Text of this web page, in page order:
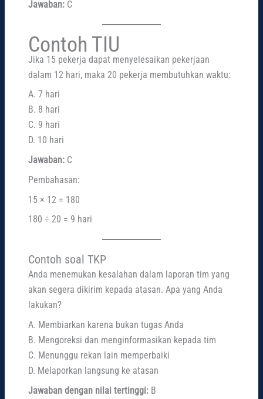
Jawaban: C
Contoh TIU
Jika 15 pekerja dapat menyelesaikan pekerjaan
dalam 12 hari, maka 20 pekerja membutuhkan waktu:
A. 7 hari
B. 8 hari
C. 9 hari
D. 10 hari
Jawaban: C
Pembahasan:
15 × 12 = 180
180 ÷ 20 = 9 hari
Contoh soal TKP
Anda menemukan kesalahan dalam laporan tim yang
akan segera dikirim kepada atasan. Apa yang Anda
lakukan?
A. Membiarkan karena bukan tugas Anda
B. Mengoreksi dan menginformasikan kepada tim
C. Menunggu rekan lain memperbaiki
D. Melaporkan langsung ke atasan
Jawaban dengan nilai tertinggi: B